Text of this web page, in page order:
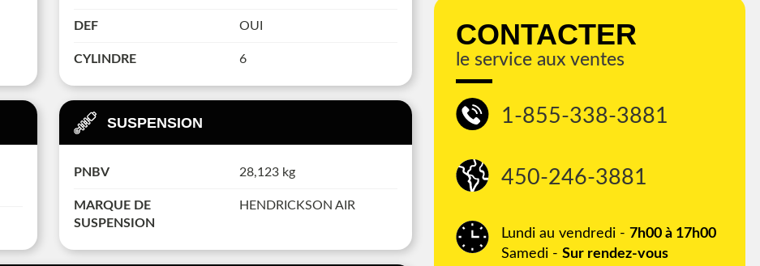
DEF OUI
CYLINDRE 6
SUSPENSION
PNBV 28,123 kg
MARQUE DE
SUSPENSION
HENDRICKSON AIR
CONTACTER
le service aux ventes
1-855-338-3881
450-246-3881
Lundi au vendredi - 7h00 à 17h00
Samedi - Sur rendez-vous